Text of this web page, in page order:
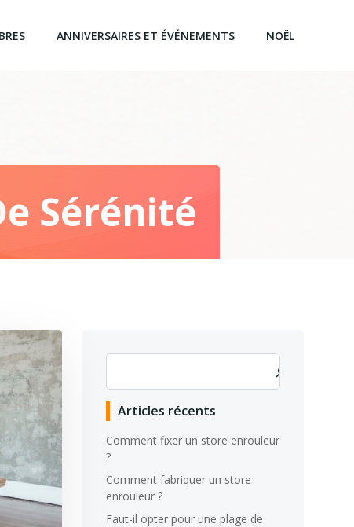
ANNIVERSAIRES ET ÉVÉNEMENTS NOËL
Sérénité
Articles récents
Comment fixer un store enrouleur
?
Comment fabriquer un store
enrouleur ?
Faut-il opter pour une plage de